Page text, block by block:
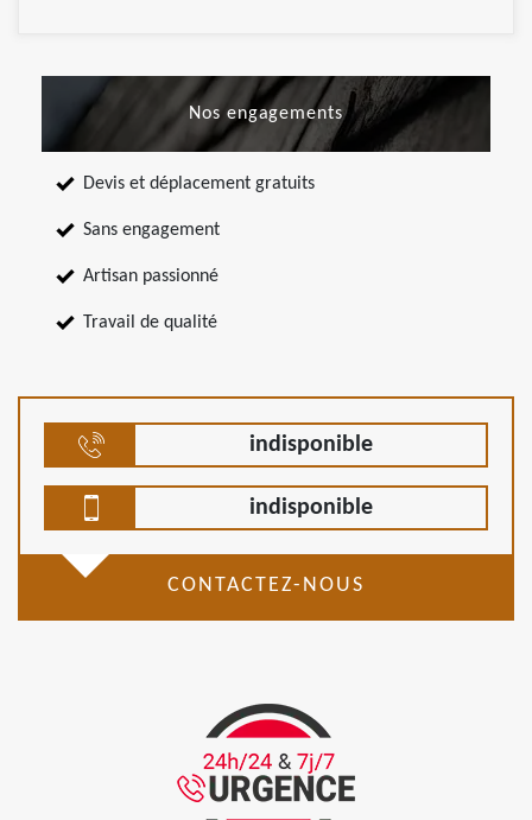
Nos engagements
Devis et déplacement gratuits
Sans engagement
Artisan passionné
Travail de qualité
indisponible
indisponible
CONTACTEZ-NOUS